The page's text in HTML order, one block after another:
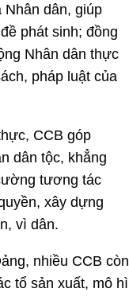
Nhân dân, giúp
phát sinh; đồng
Nhân dân thực
pháp luật của
CCB góp
dân tộc, khẳng
tương tác
xây dựng
vì dân.